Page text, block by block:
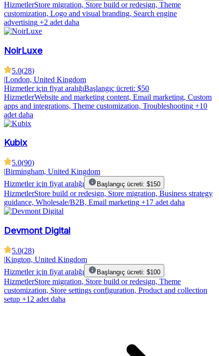
HizmetlerStore migration, Store build or redesign, Theme
customization, Logo and visual branding, Search engine
advertising +2 adet daha
NoirLuxe
5.0(28)
|London, United Kingdom
Hizmetler için fiyat aralığıBaşlangıç ücreti: $50
HizmetlerWebsite and marketing content, Email marketing, Custom
apps and integrations, Theme customization, Troubleshooting +10
adet daha
Kubix
5.0(90)
|Birmingham, United Kingdom
Hizmetler için fiyat aralığı
Başlangıç ücreti: $150
HizmetlerStore build or redesign, Store migration, Business strategy
guidance, Wholesale/B2B, Email marketing +17 adet daha
Devmont Digital
5.0(28)
|Kington, United Kingdom
Hizmetler için fiyat aralığı
Başlangıç ücreti: $100
HizmetlerStore migration, Store build or redesign, Theme
customization, Store settings configuration, Product and collection
setup +12 adet daha